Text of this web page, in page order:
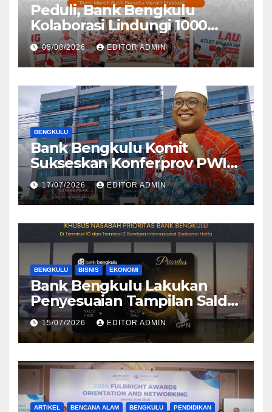
Peduli, Bank Bengkulu
Kolaborasi Lindungi 1000
Atlet
05/08/2026 EDITOR ADMIN
BENGKULU
Bank Bengkulu Komit
Sukseskan Konferprov PWI
Bengkulu 2026
17/07/2026 EDITOR ADMIN
BENGKULU BISNIS EKONOMI
Bank Bengkulu Lakukan
Penyesuaian Tampilan Saldo
Efektif, Perkuat Komitmen
Peningkatan Layanan
Nasabah
15/07/2026 EDITOR ADMIN
ARTIKEL BENCANA ALAM BENGKULU PENDIDIKAN